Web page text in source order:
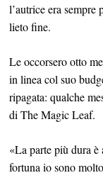
l’autrice era sempre
lieto fine.
Le occorsero otto
in linea col suo
ripagata: qualche
di The Magic Leaf.
«La parte più dura è
fortuna io sono